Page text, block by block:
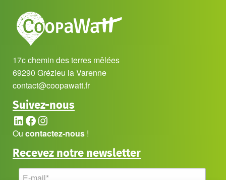
17c chemin des terres mêlées
69290 Grézieu la Varenne
contact@coopawatt.fr
Suivez-nous
LinkedIn
Facebook
Instagram
Ou contactez-nous !
Recevez notre newsletter